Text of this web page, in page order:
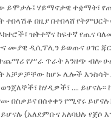
ሃይማኖታዊ ተቋማት፣
ተበላሽቶ በዚያ በተበላሸ
ዝቅተኛና ከፍተኛ የጤና
ሙያዊ ዲሲፕሊን ይወጡና ሀገር
የሥራ ጥራት እንዘጭ ብሎ ሁሉ
አቻዎቻቸው ከሆኑ ሌሎች
ከሃዲዎች፣ …. ይሆናሉ፡፡
በሰቀቀን የሚኖሩ
(አለደምቡና አለባህሉ የጀሶ